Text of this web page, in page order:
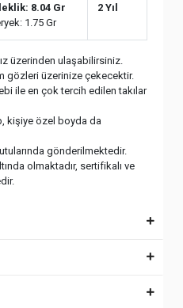
8.04 Gr
1.75 Gr
2 Yıl
üzerinden ulaşabilirsiniz.
gözleri üzerinize çekecektir.
ile en çok tercih edilen takılar
kişiye özel boyda da
gönderilmektedir.
olmaktadır, sertifikalı ve